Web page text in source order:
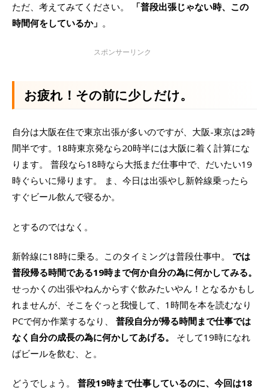
ただ、考えてみてください。
「普段出張じゃない時、この
時間何をしているか」 。
お疲れ！その前に少しだけ。
自分は大阪在住で東京出張が多いのですが、大阪-東京は2時
間半です。18時東京発なら20時半には大阪に着く計算にな
ります。 普段なら18時なら大抵まだ仕事中で、だいたい19
時ぐらいに帰ります。 ま、今日は出張やし新幹線乗ったら
すぐビール飲んで寝るか。
とするのではなく。
新幹線に18時に乗る。このタイミングは普段仕事中。 では
普段帰る時間である19時まで何か自分の為に何かしてみる。
せっかくの出張やねんからすぐ飲みたいやん！となるかもし
れませんが、そこをぐっと我慢して、1時間を本を読むなり
PCで何か作業するなり、 普段自分が帰る時間まで仕事では
なく自分の成長の為に何かしてあげる。
そして19時になれ
ばビールを飲む、と。
どうでしょう。 普段19時まで仕事しているのに、今回は18